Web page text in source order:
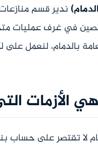
ندير قسم
في غرف عمليات
بالدمام، لنعمل
هي الأزمات
لا تقتصر على